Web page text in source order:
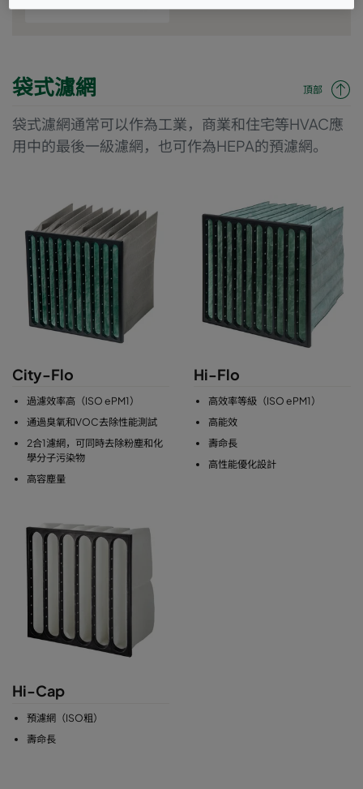
袋式濾網 頂部
袋式濾網通常可以作為工業，商業和住宅等HVAC應
用中的最後一級濾網，也可作為HEPA的預濾網。
City-Flo
過濾效率高（ISO ePM1）
通過臭氧和VOC去除性能測試
2合1濾網，可同時去除粉塵和化
學分子污染物
高容塵量
Hi-Flo
高效率等級（ISO ePM1）
高能效
壽命長
高性能優化設計
Hi-Cap
預濾網（ISO粗）
壽命長